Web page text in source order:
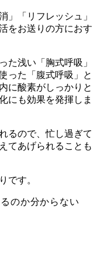
」「リフレッシュ」
をお送りの方におす
た浅い「胸式呼吸」
った「腹式呼吸」と
に酸素がしっかりと
にも効果を発揮しま
るので、忙し過ぎて
てあげられることも
です。
のか分からない